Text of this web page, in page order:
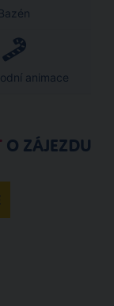
animace
O ZÁJEZDU